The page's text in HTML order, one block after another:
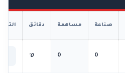
صناعة مساهمة دقائق
0
0
0'